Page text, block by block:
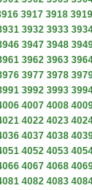
3917 3918 3919
3932 3933
3947 3948
3962 3963
3977 3978
3992 3993
4007 4008
4022 4023
4037 4038
4052 4053
4067 4068
4082 4083